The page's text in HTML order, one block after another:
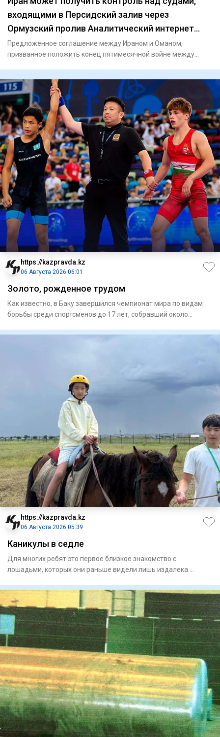
входящими в Персидский залив через
Ормузский пролив Аналитический интернет
журнал Власть
Предложенное соглашение между Ираном и Оманом,
призванное положить конец пятимесячной войне между
https://kazpravda.kz
06 Августа 2026 06:01
Золото, рожденное трудом
Как известно, в Баку завершился чемпионат мира по видам
борьбы среди спортсменов до 17 лет, собравший около
https://kazpravda.kz
06 Августа 2026 05:39
Каникулы в седле
Для многих ребят это первое близкое знакомство с
лошадьми, которых они раньше видели лишь издалека.